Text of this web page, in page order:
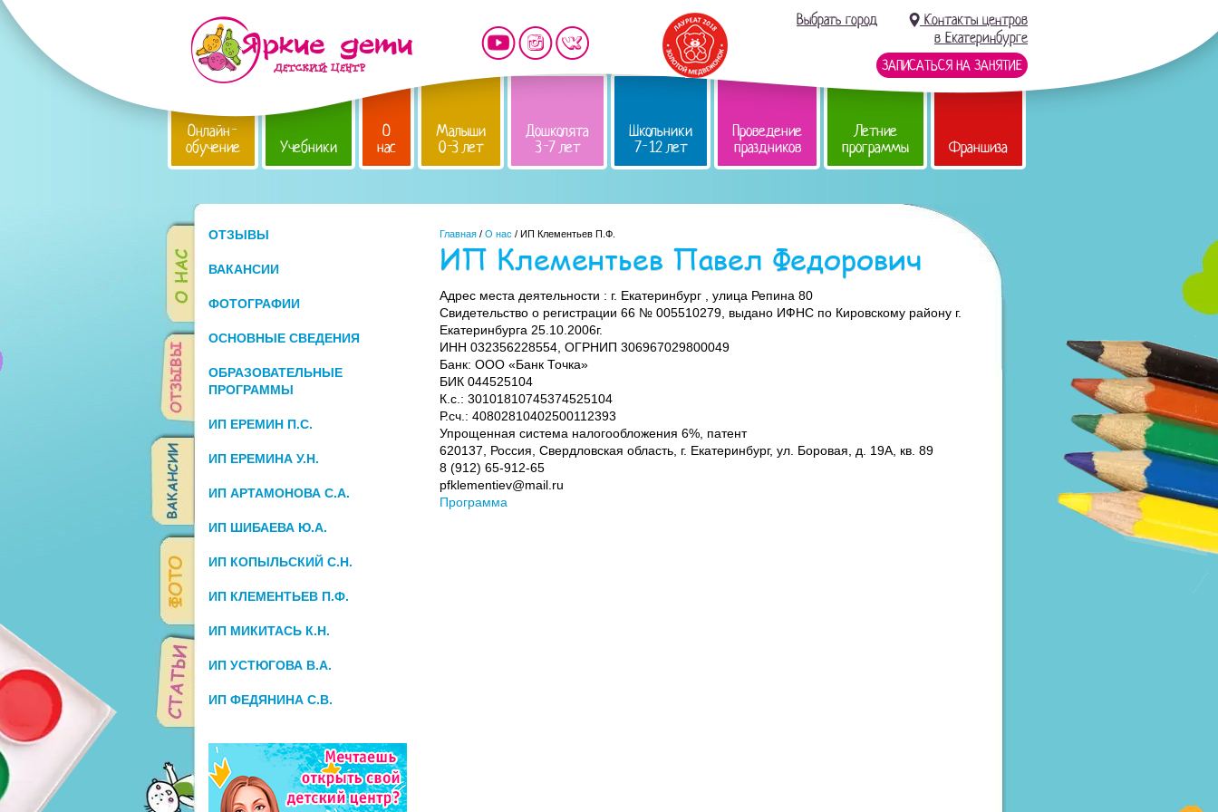
Выбрать город
Контакты центров
в Екатеринбурге
ЗАПИСАТЬСЯ НА ЗАНЯТИЕ
Онлайн-
обучение Учебники
О
нас
Малыши
0-3 лет
Дошколята
3-7 лет
Школьники
7-12 лет
Проведение
праздников
Летние
программы Франшиза
ОТЗЫВЫ
ВАКАНСИИ
ФОТОГРАФИИ
ОСНОВНЫЕ СВЕДЕНИЯ
ОБРАЗОВАТЕЛЬНЫЕ
ПРОГРАММЫ
ИП ЕРЕМИН П.С.
ИП ЕРЕМИНА У.Н.
ИП АРТАМОНОВА С.А.
ИП ШИБАЕВА Ю.А.
ИП КОПЫЛЬСКИЙ С.Н.
ИП КЛЕМЕНТЬЕВ П.Ф.
ИП МИКИТАСЬ К.Н.
ИП УСТЮГОВА В.А.
ИП ФЕДЯНИНА С.В.
Главная / О нас / ИП Клементьев П.Ф.
ИП Клементьев Павел Федорович
Адрес места деятельности : г. Екатеринбург , улица Репина 80
Свидетельство о регистрации 66 № 005510279, выдано ИФНС по Кировскому району г.
Екатеринбурга 25.10.2006г.
ИНН 032356228554, ОГРНИП 306967029800049
Банк: ООО «Банк Точка»
БИК 044525104
К.с.: 30101810745374525104
Р.сч.: 40802810402500112393
Упрощенная система налогообложения 6%, патент
620137, Россия, Свердловская область, г. Екатеринбург, ул. Боровая, д. 19А, кв. 89
8 (912) 65-912-65
pfklementiev@mail.ru
Программа